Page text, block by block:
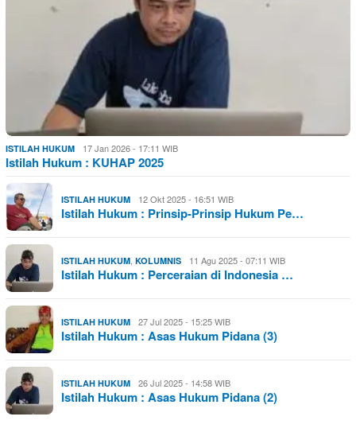
ISTILAH HUKUM 17 Jan 2026 - 17:11 WIB
Istilah Hukum : KUHAP 2025
ISTILAH HUKUM 12 Okt 2025 - 16:51 WIB
Istilah Hukum : Prinsip-Prinsip Hukum Pe…
ISTILAH HUKUM, KOLUMNIS 11 Agu 2025 - 07:11 WIB
Istilah Hukum : Perceraian di Indonesia …
ISTILAH HUKUM 27 Jul 2025 - 15:25 WIB
Istilah Hukum : Asas Hukum Pidana (3)
ISTILAH HUKUM 26 Jul 2025 - 14:58 WIB
Istilah Hukum : Asas Hukum Pidana (2)